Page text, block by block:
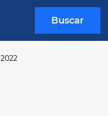
Buscar
2022